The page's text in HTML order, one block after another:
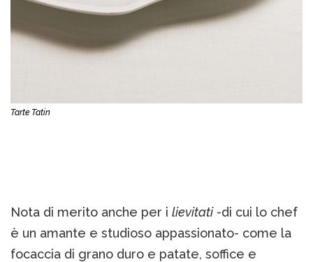
Tarte Tatin
Nota di merito anche per i lievitati-di cui lo chef
è un amante e studioso appassionato- come la
focaccia di grano duro e patate, soffice e